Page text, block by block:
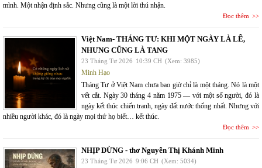
mình. Một nhận định sắc. Nhưng cũng là một lời thú nhận.
Đọc thêm
Việt Nam- THÁNG TƯ: KHI MỘT NGÀY LÀ LỄ,
NHƯNG CŨNG LÀ TANG
23 Tháng Tư 2026 10:39 CH (Xem: 3985)
Minh Hạo
Tháng Tư ở Việt Nam chưa bao giờ chỉ là một tháng. Nó là một
vết cắt. Ngày 30 tháng 4 năm 1975 — với một số người, đó là
ngày kết thúc chiến tranh, ngày đất nước thống nhất. Nhưng với
nhiều người khác, đó là ngày mọi thứ họ biết… kết thúc.
Đọc thêm
NHỊP DỪNG - thơ Nguyễn Thị Khánh Minh
23 Tháng Tư 2026 9:06 CH (Xem: 5034)